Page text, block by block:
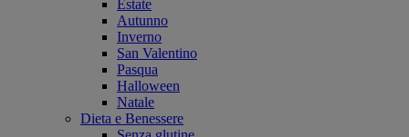
Estate
Autunno
Inverno
San Valentino
Pasqua
Halloween
Natale
Dieta e Benessere